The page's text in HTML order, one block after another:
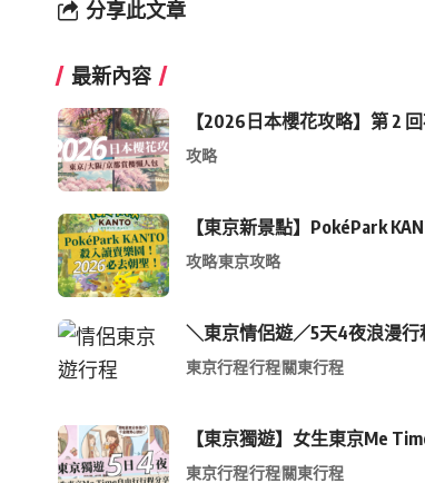
分享此文章
最新內容
【2026日本櫻花攻略】第 2
攻略
【東京新景點】PokéPark
攻略東京攻略
＼東京情侶遊／5天4夜浪漫
東京行程行程關東行程
【東京獨遊】女生東京Me
東京行程行程關東行程